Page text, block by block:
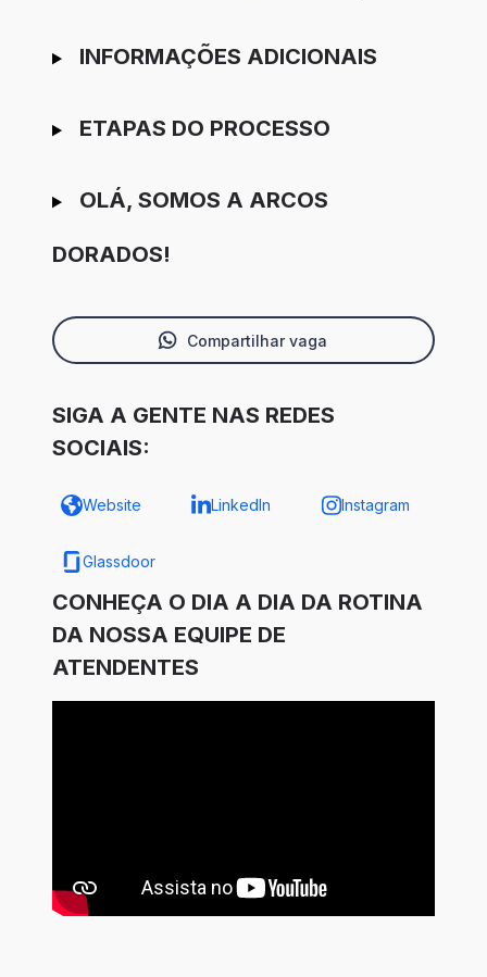
INFORMAÇÕES ADICIONAIS
ETAPAS DO PROCESSO
OLÁ, SOMOS A ARCOS
DORADOS!
Compartilhar vaga
SIGA A GENTE NAS REDES
SOCIAIS:
Website LinkedIn Instagram
Glassdoor
CONHEÇA O DIA A DIA DA ROTINA
DA NOSSA EQUIPE DE
ATENDENTES